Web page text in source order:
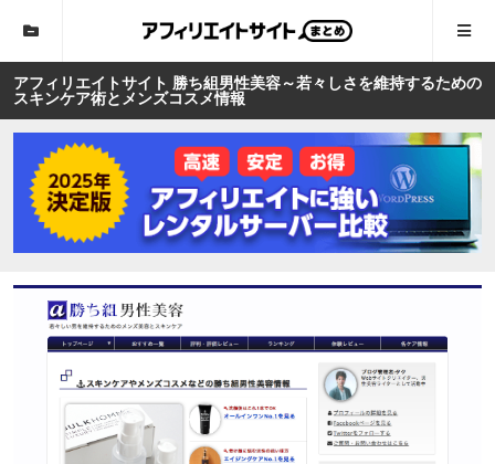
アフィリエイトサイト 勝ち組男性美容～若々しさを維持するための
スキンケア術とメンズコスメ情報